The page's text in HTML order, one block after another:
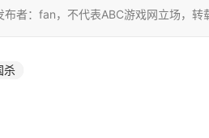
布者：fan，不代表ABC游戏网立场，转
杀